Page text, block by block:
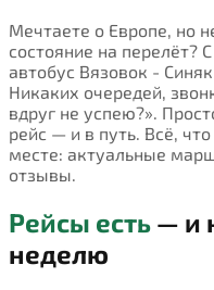
Мечтаете о Европе, но
состояние на перелёт?
автобус Вязовок -
Никаких очередей,
вдруг не успею?».
рейс — и в путь. Всё,
месте: актуальные
отзывы.
Рейсы есть — и
неделю